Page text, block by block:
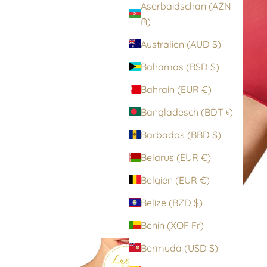
Aserbaidschan (AZN
₼)
Australien (AUD $)
Bahamas (BSD $)
Bahrain (EUR €)
Bangladesch (BDT ৳)
Barbados (BBD $)
Belarus (EUR €)
Belgien (EUR €)
Belize (BZD $)
Benin (XOF Fr)
Bermuda (USD $)